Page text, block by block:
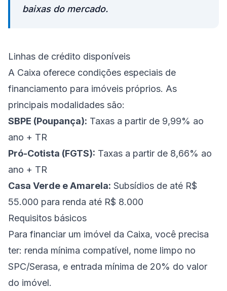
baixas do mercado.
Linhas de crédito disponíveis
A Caixa oferece condições especiais de
financiamento para imóveis próprios. As
principais modalidades são:
SBPE (Poupança): Taxas a partir de 9,99% ao
ano + TR
Pró-Cotista (FGTS): Taxas a partir de 8,66% ao
ano + TR
Casa Verde e Amarela: Subsídios de até R$
55.000 para renda até R$ 8.000
Requisitos básicos
Para financiar um imóvel da Caixa, você precisa
ter: renda mínima compatível, nome limpo no
SPC/Serasa, e entrada mínima de 20% do valor
do imóvel.